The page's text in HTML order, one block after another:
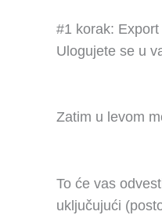
#1 korak:
Ulogujete se u
Zatim u levom
To će vas
uključujući